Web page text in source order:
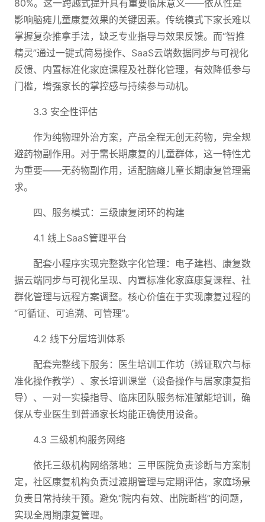
80%。这一跨越式提升具有重要临床意义——依从性是
影响脑瘫儿童康复效果的关键因素。传统模式下家长难以
掌握复杂推拿手法，缺乏专业指导与效果反馈。而“智推
精灵”通过一键式简易操作、SaaS云端数据同步与可视化
反馈、内置标准化家庭课程及社群化管理，有效降低参与
门槛，增强家长的掌控感与持续参与动机。
3.3 安全性评估
作为纯物理外治方案，产品全程无创无药物，完全规
避药物副作用。对于需长期康复的儿童群体，这一特性尤
为重要——无药物副作用，适配脑瘫儿童长期康复管理需
求。
四、服务模式：三级康复闭环的构建
4.1 线上SaaS管理平台
配套小程序实现完整数字化管理：电子建档、康复数
据云端同步与可视化呈现、内置标准化家庭康复课程、社
群化管理与远程方案调整。核心价值在于实现康复过程的
“可循证、可追溯、可管理”。
4.2 线下分层培训体系
配套完整线下服务：医生培训工作坊（辨证取穴与标
准化操作教学）、家长培训课堂（设备操作与居家康复指
导）、一对一实操指导、临床团队服务标准赋能培训，确
保从专业医生到普通家长均能正确使用设备。
4.3 三级机构服务网络
依托三级机构网络落地：三甲医院负责诊断与方案制
定，社区康复机构负责过渡期管理与定期评估，家庭场景
负责日常持续干预。避免“院内有效、出院断档”的问题，
实现全周期康复管理。